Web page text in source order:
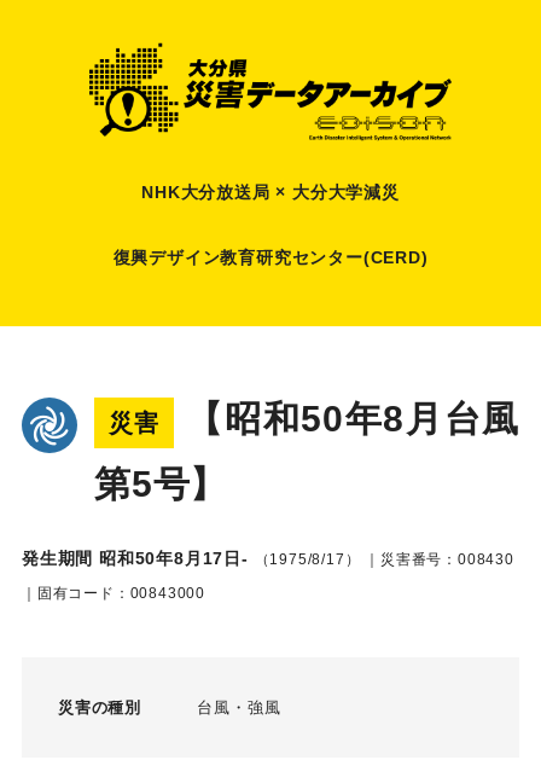
NHK大分放送局 × 大分大学減災
復興デザイン教育研究センター(CERD)
災害
【昭和50年8月台風
第5号】
発生期間 昭和50年8月17日- （1975/8/17）
｜災害番号：008430
｜固有コード：00843000
災害の種別 台風 強風